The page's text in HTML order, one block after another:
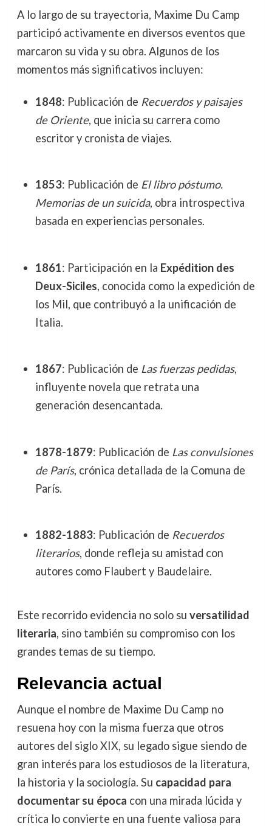
A lo largo de su trayectoria, Maxime Du Camp
participó activamente en diversos eventos que
marcaron su vida y su obra. Algunos de los
momentos más significativos incluyen:
1848: Publicación de Recuerdos y paisajes
de Oriente, que inicia su carrera como
escritor y cronista de viajes.
1853: Publicación de El libro póstumo.
Memorias de un suicida, obra introspectiva
basada en experiencias personales.
1861: Participación en la Expédition des
Deux-Siciles, conocida como la expedición de
los Mil, que contribuyó a la unificación de
Italia.
1867: Publicación de Las fuerzas pedidas,
influyente novela que retrata una
generación desencantada.
1878-1879: Publicación de Las convulsiones
de París, crónica detallada de la Comuna de
París.
1882-1883: Publicación de Recuerdos
literarios, donde refleja su amistad con
autores como Flaubert y Baudelaire.
Este recorrido evidencia no solo su versatilidad
literaria, sino también su compromiso con los
grandes temas de su tiempo.
Relevancia actual
Aunque el nombre de Maxime Du Camp no
resuena hoy con la misma fuerza que otros
autores del siglo XIX, su legado sigue siendo de
gran interés para los estudiosos de la literatura,
la historia y la sociología. Su capacidad para
documentar su época con una mirada lúcida y
crítica lo convierte en una fuente valiosa para